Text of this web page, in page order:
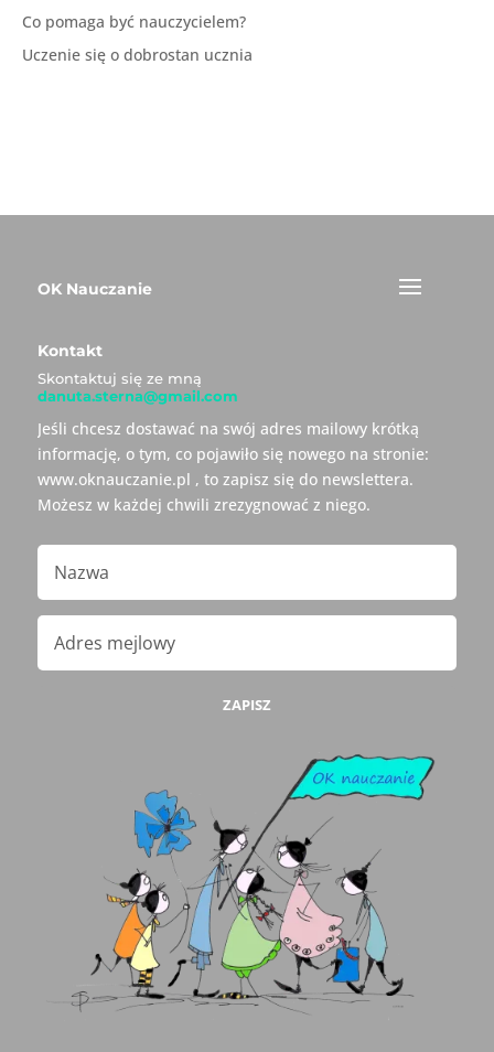
Co pomaga być nauczycielem?
Uczenie się o dobrostan ucznia
OK Nauczanie
Kontakt
Skontaktuj się ze mną
danuta.sterna@gmail.com
Jeśli chcesz dostawać na swój adres mailowy krótką
informację, o tym, co pojawiło się nowego na stronie:
www.oknauczanie.pl , to zapisz się do newslettera.
Możesz w każdej chwili zrezygnować z niego.
ZAPISZ